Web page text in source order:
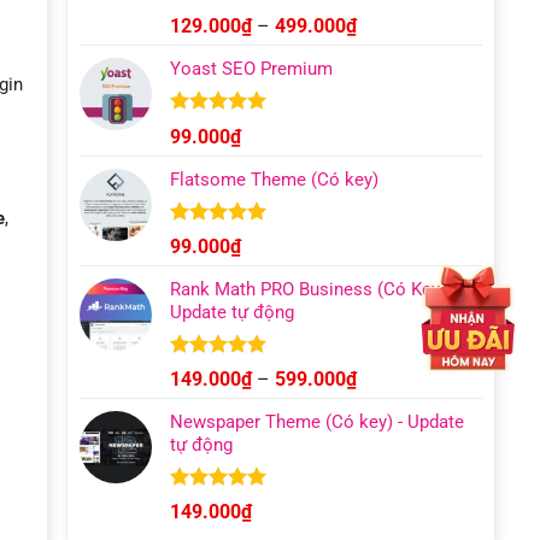
,
Được xếp
hạng 4.93
5 sao
129.000₫ – 499.000₫Khoảng
Yoast SEO Premium
Được xếp
hạng4.96
5 sao
99.000₫
Flatsome Theme (Có key)
Được xếp
hạng 4.95
5 sao
99.000₫
Rank Math PRO Business (Có Key) –
Update tự động
Được xếp
hạng 5.00
5 sao
149.000₫ – 599.000₫Khoảng
từ
Newspaper Theme (Có key) - Update
tự động
Được xếp
hạng 4.92
149.000₫